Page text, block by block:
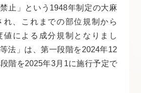
止」という1948年制定の大麻
れ、これまでの部位規制から
値による成分規制となりまし
法」は、第一段階を2024年12
階を2025年3月1に施行予定で